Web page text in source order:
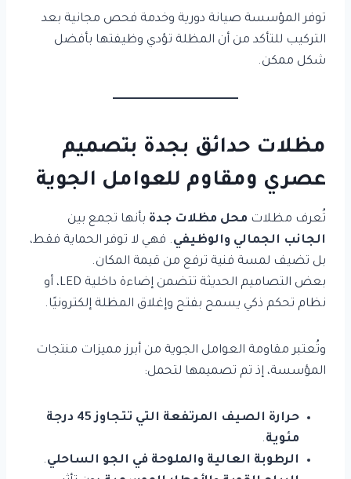
توفر المؤسسة صيانة دورية وخدمة فحص مجانية بعد
التركيب للتأكد من أن المظلة تؤدي وظيفتها بأفضل
شكل ممكن.
مظلات حدائق بجدة بتصميم
عصري ومقاوم للعوامل الجوية
تُعرف مظلات محل مظلات جدة بأنها تجمع بين
الجانب الجمالي والوظيفي. فهي لا توفر الحماية فقط،
بل تضيف لمسة فنية ترفع من قيمة المكان.
بعض التصاميم الحديثة تتضمن إضاءة داخلية LED، أو
نظام تحكم ذكي يسمح بفتح وإغلاق المظلة إلكترونيًا.
وتُعتبر مقاومة العوامل الجوية من أبرز مميزات منتجات
المؤسسة، إذ تم تصميمها لتحمل:
حرارة الصيف المرتفعة التي تتجاوز 45 درجة
مئوية.
الرطوبة العالية والملوحة في الجو الساحلي.